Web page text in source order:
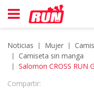
Noticias mujer
camiseta sin manga
Salomon CROSS RUN
Compartir: